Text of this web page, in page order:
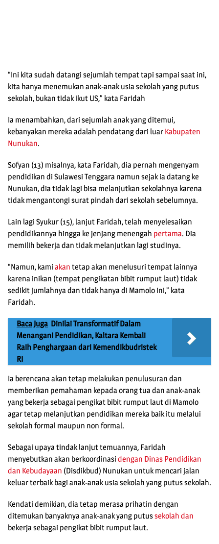
“Ini kita sudah datangi sejumlah tempat tapi sampai saat ini,
kita hanya menemukan anak-anak usia sekolah yang putus
sekolah, bukan tidak ikut US,” kata Faridah
Ia menambahkan, dari sejumlah anak yang ditemui,
kebanyakan mereka adalah pendatang dari luar Kabupaten
Nunukan.
Sofyan (13) misalnya, kata Faridah, dia pernah mengenyam
pendidikan di Sulawesi Tenggara namun sejak ia datang ke
Nunukan, dia tidak lagi bisa melanjutkan sekolahnya karena
tidak mengantongi surat pindah dari sekolah sebelumnya.
Lain lagi Syukur (15), lanjut Faridah, telah menyelesaikan
pendidikannya hingga ke jenjang menengah pertama. Dia
memilih bekerja dan tidak melanjutkan lagi studinya.
“Namun, kami akan tetap akan menelusuri tempat lainnya
karena inikan (tempat pengikatan bibit rumput laut) tidak
sedikit jumlahnya dan tidak hanya di Mamolo ini,” kata
Faridah.
Baca Juga Dinilai Transformatif Dalam
Menangani Pendidikan, Kaltara Kembali
Raih Penghargaan dari Kemendikbudristek
RI
Ia berencana akan tetap melakukan penulusuran dan
memberikan pemahaman kepada orang tua dan anak-anak
yang bekerja sebagai pengikat bibit rumput laut di Mamolo
agar tetap melanjutkan pendidikan mereka baik itu melalui
sekolah formal maupun non formal.
Sebagai upaya tindak lanjut temuannya, Faridah
menyebutkan akan berkoordinasi dengan Dinas Pendidikan
dan Kebudayaan (Disdikbud) Nunukan untuk mencari jalan
keluar terbaik bagi anak-anak usia sekolah yang putus sekolah.
Kendati demikian, dia tetap merasa prihatin dengan
ditemukan banyaknya anak-anak yang putussekolah dan
bekerja sebagai pengikat bibit rumput laut.